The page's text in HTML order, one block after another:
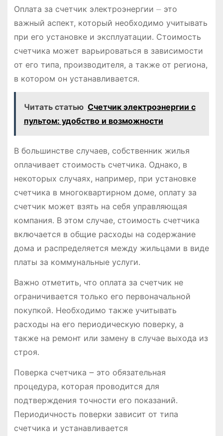
Оплата за счетчик электроэнергии ⏤ это
важный аспект, который необходимо учитывать
при его установке и эксплуатации․ Стоимость
счетчика может варьироваться в зависимости
от его типа, производителя, а также от региона,
в котором он устанавливается․
Читать статью Счетчик электроэнергии с
пультом: удобство и возможности
В большинстве случаев, собственник жилья
оплачивает стоимость счетчика․ Однако, в
некоторых случаях, например, при установке
счетчика в многоквартирном доме, оплату за
счетчик может взять на себя управляющая
компания․ В этом случае, стоимость счетчика
включается в общие расходы на содержание
дома и распределяется между жильцами в виде
платы за коммунальные услуги․
Важно отметить, что оплата за счетчик не
ограничивается только его первоначальной
покупкой․ Необходимо также учитывать
расходы на его периодическую поверку, а
также на ремонт или замену в случае выхода из
строя․
Поверка счетчика ౼ это обязательная
процедура, которая проводится для
подтверждения точности его показаний․
Периодичность поверки зависит от типа
счетчика и устанавливается